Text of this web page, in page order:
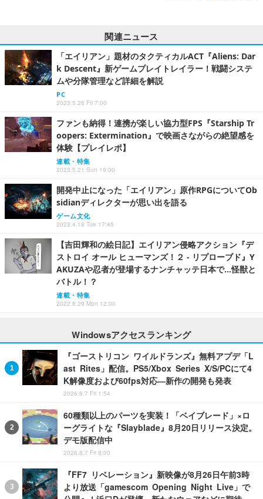
関連ニュース
「エイリアン」題材のタクティカルACT『Aliens: Dar
k Descent』新ゲームプレイトレイラー！戦闘システ
ムや分隊管理など詳細を解説
PC
2023.5.26 Fri 7:00
ファンも納得！連携が楽しい協力型FPS『Starship Tr
oopers: Extermination』で映画さながらの絶望感を
体験【プレイレポ】
連載・特集
2023.5.21 Sun 19:00
開発中止になった「エイリアン」原作RPGについてOb
sidianディレクターが思い出を語る
ゲーム文化
2023.4.18 Tue 17:45
【吉田輝和の絵日記】エイリアン侵略アクション『デ
ストロイ オール ヒューマンズ！２ - リプローブド』Y
AKUZAや忍者が登場するナンチャッテ日本で…怪獣と
バトル！？
連載・特集
2022.8.29 Mon 12:00
Windowsアクセスランキング
『ゴーストリコン ワイルドランズ』無料アプデ「L
ast Rites」配信。PS5/Xbox Series X/S/PCにて4
K解像度および60fps対応―新作の開発も発表
2026.8.7 Fri 1:54
60種類以上のパーツを実装！「ベイブレード」×ロ
ーグライトな『Slayblade』8月20日リリース決定。
デモ版配信中
2026.8.7 Fri 8:00
『FF7 リベレーション』新映像が8月26日午前3時
より放送「gamescom Opening Night Live」で